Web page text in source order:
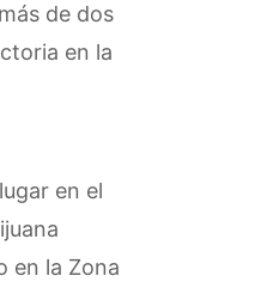
de dos
en la
en el
en la Zona